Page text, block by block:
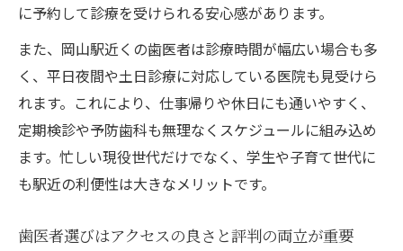
に予約して診療を受けられる安心感があります。
また、岡山駅近くの歯医者は診療時間が幅広い場合も多
く、平日夜間や土日診療に対応している医院も見受けら
れます。これにより、仕事帰りや休日にも通いやすく、
定期検診や予防歯科も無理なくスケジュールに組み込め
ます。忙しい現役世代だけでなく、学生や子育て世代に
も駅近の利便性は大きなメリットです。
歯医者選びはアクセスの良さと評判の両立が重要